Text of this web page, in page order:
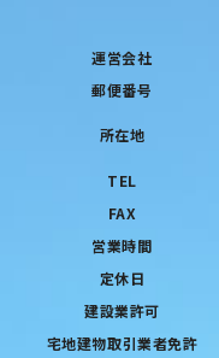
運営会社
郵便番号
所在地
TEL
FAX
営業時間
定休日
建設業許可
宅地建物取引業者免許